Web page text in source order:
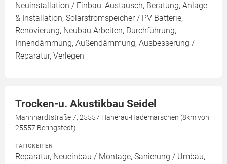
Neuinstallation / Einbau, Austausch, Beratung, Anlage
& Installation, Solarstromspeicher / PV Batterie,
Renovierung, Neubau Arbeiten, Durchführung,
Innendämmung, Außendämmung, Ausbesserung /
Reparatur, Verlegen
Trocken-u. Akustikbau Seidel
Mannhardtstraße 7, 25557 Hanerau-Hademarschen (8km von
25557 Beringstedt)
TÄTIGKEITEN
Reparatur, Neueinbau / Montage, Sanierung / Umbau,